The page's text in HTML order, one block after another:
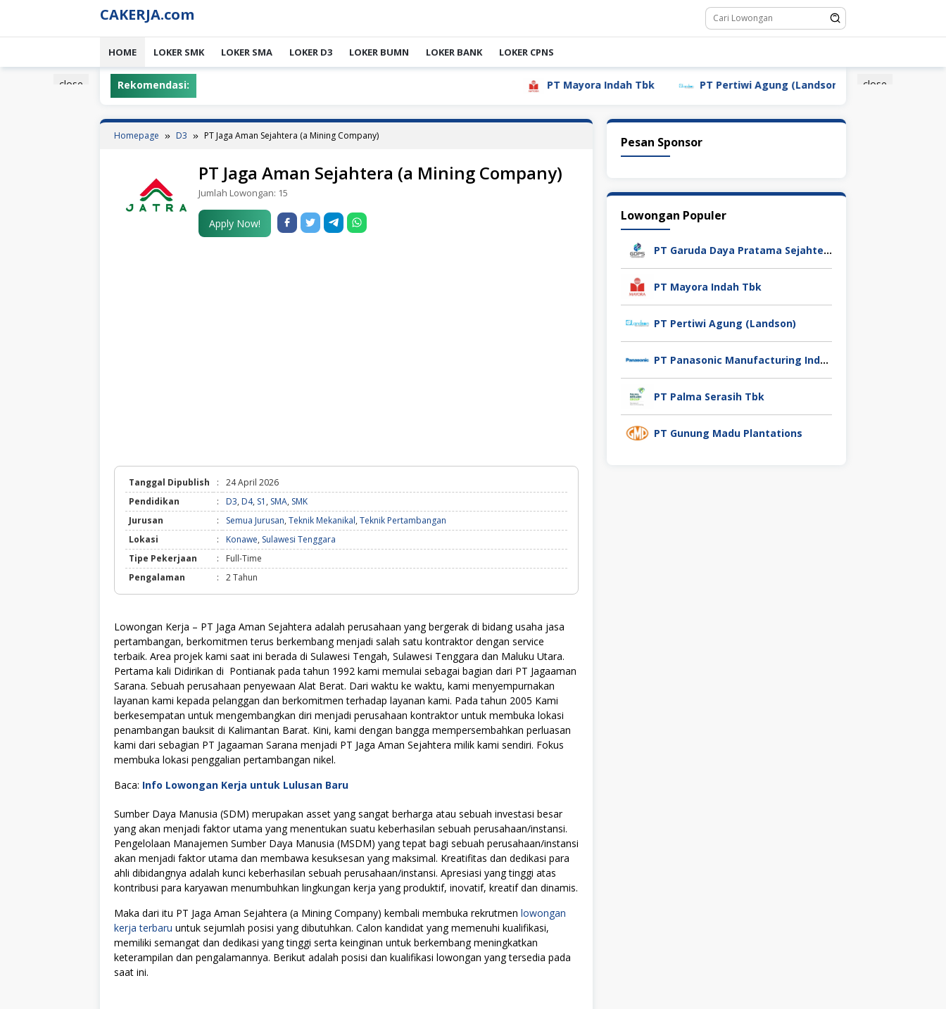
content
CAKERJA.com
HOME LOKER SMK LOKER SMA LOKER D3 LOKER BUMN LOKER BANK LOKER CPNS
close close
Rekomendasi: PT Mayora Indah Tbk PT Pertiwi Agung (Landson) PT Sebastian Citra
Homepage D3 PT Jaga Aman Sejahtera (a Mining Company)
PT Jaga Aman Sejahtera (a Mining Company)
Jumlah Lowongan: 15
Apply Now!
Tanggal Dipublish :
24 April 2026
Pendidikan
: D3, D4, S1 , SMA, SMK
Jurusan
: Semua Jurusan, Teknik Mekanikal, Teknik Pertambangan
Lokasi
: Konawe, Sulawesi Tenggara
Tipe Pekerjaan
:
Full-Time
Pengalaman
: 2 Tahun
Lowongan Kerja – PT Jaga Aman Sejahtera adalah perusahaan yang bergerak di bidang usaha jasa
pertambangan, berkomitmen terus berkembang menjadi salah satu kontraktor dengan service
terbaik. Area projek kami saat ini berada di Sulawesi Tengah, Sulawesi Tenggara dan Maluku Utara.
Pertama kali Didirikan di Pontianak pada tahun 1992 kami memulai sebagai bagian dari PT Jagaaman
Sarana. Sebuah perusahaan penyewaan Alat Berat. Dari waktu ke waktu, kami menyempurnakan
layanan kami kepada pelanggan dan berkomitmen terhadap layanan kami. Pada tahun 2005 Kami
berkesempatan untuk mengembangkan diri menjadi perusahaan kontraktor untuk membuka lokasi
penambangan bauksit di Kalimantan Barat. Kini, kami dengan bangga mempersembahkan perluasan
kami dari sebagian PT Jagaaman Sarana menjadi PT Jaga Aman Sejahtera milik kami sendiri. Fokus
membuka lokasi penggalian pertambangan nikel.
Baca: Info Lowongan Kerja untuk Lulusan Baru
Sumber Daya Manusia (SDM) merupakan asset yang sangat berharga atau sebuah investasi besar
yang akan menjadi faktor utama yang menentukan suatu keberhasilan sebuah perusahaan/instansi.
Pengelolaan Manajemen Sumber Daya Manusia (MSDM) yang tepat bagi sebuah perusahaan/instansi
akan menjadi faktor utama dan membawa kesuksesan yang maksimal. Kreatifitas dan dedikasi para
ahli dibidangnya adalah kunci keberhasilan sebuah perusahaan/instansi. Apresiasi yang tinggi atas
kontribusi para karyawan menumbuhkan lingkungan kerja yang produktif, inovatif, kreatif dan dinamis.
Maka dari itu PT Jaga Aman Sejahtera (a Mining Company) kembali membuka rekrutmen lowongan
kerja terbaru untuk sejumlah posisi yang dibutuhkan. Calon kandidat yang memenuhi kualifikasi,
memiliki semangat dan dedikasi yang tinggi serta keinginan untuk berkembang meningkatkan
keterampilan dan pengalamannya. Berikut adalah posisi dan kualifikasi lowongan yang tersedia pada
saat ini.
Pesan Sponsor
Lowongan Populer
PT Garuda Daya Pratama Sejahtera
PT Mayora Indah Tbk
PT Pertiwi Agung (Landson)
PT Panasonic Manufacturing Indonesia
PT Palma Serasih Tbk
PT Gunung Madu Plantations